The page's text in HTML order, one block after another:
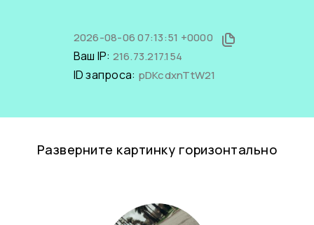
2026-08-06 07:13:51 +0000
Ваш IP: 216.73.217.154
ID запроса: pDKcdxnTtW21
Разверните картинку горизонтально